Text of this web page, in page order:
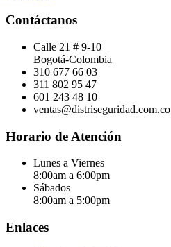
Contáctanos
Calle 21 # 9-10
Bogotá-Colombia
310 677 66 03
311 802 95 47
601 243 48 10
ventas@distriseguridad.com.co
Horario de Atención
Lunes a Viernes
8:00am a 6:00pm
Sábados
8:00am a 5:00pm
Enlaces